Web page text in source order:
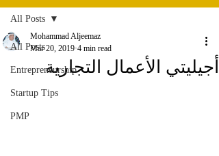
All Posts
Entrepreneurship
Startup Tips
PMP
All Posts
أجيليتي الأعمال التجارية
Mohammad Aljeemaz
Mar 20, 2019 4 min read